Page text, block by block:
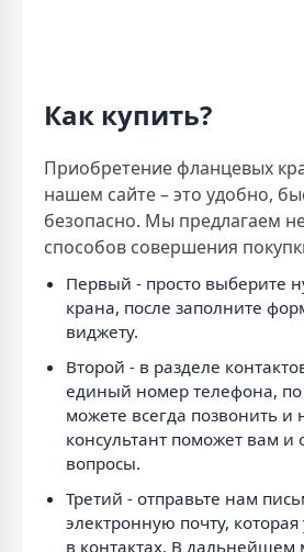
Как купить?
Приобретение фланцевых
нашем сайте – это удобно,
безопасно. Мы предлагаем
способов совершения
Первый - просто выберите
крана, после заполните
виджету.
Второй - в разделе
единый номер телефона,
можете всегда позвонить и
консультант поможет вам и
вопросы.
Третий - отправьте нам
электронную почту, которая
в контактах. В дальнейшем